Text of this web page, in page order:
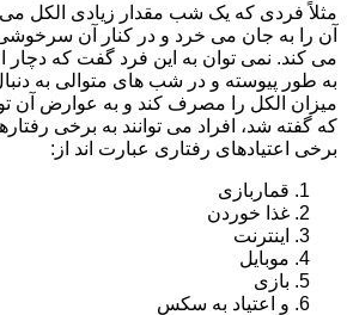
مثلاً فردی که یک شب مقدار زیادی الکل
آن را به جان می خرد و در کنار آن
می کند. نمی توان به این فرد گفت که دچار
به طور پیوسته و در شب های متوالی به
میزان الکل را مصرف کند و به عوارض آن
که گفته شد، افراد می توانند به برخی
برخی اعتیادهای رفتاری عبارت اند از:
قماربازی
غذا خوردن
اینترنت
موبایل
بازی
و اعتیاد به سکس